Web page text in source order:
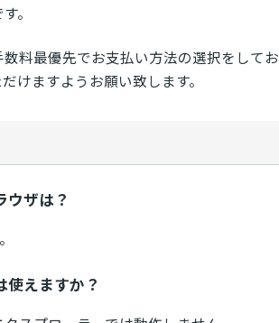
。
料最優先でお支払い方法の選択をしてお
けますようお願い致します。
ウザは？
使えますか？